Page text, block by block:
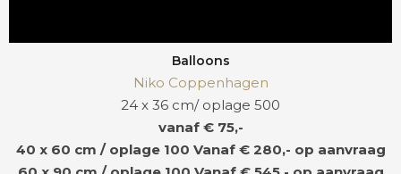
Balloons
Niko Coppenhagen
24 x 36 cm/ oplage 500
vanaf € 75,-
40 x 60 cm / oplage 100 Vanaf € 280,- op aanvraag